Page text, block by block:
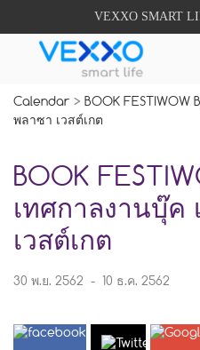
VEXXO SMART
Calendar > BOOK FESTIWOW
พลาซา เวสต์เกต
BOOK
เทศกาลงานบุ๊ค
เวสต์เกต
30 พ.ย. 2562 - 10 ธ.ค. 2562